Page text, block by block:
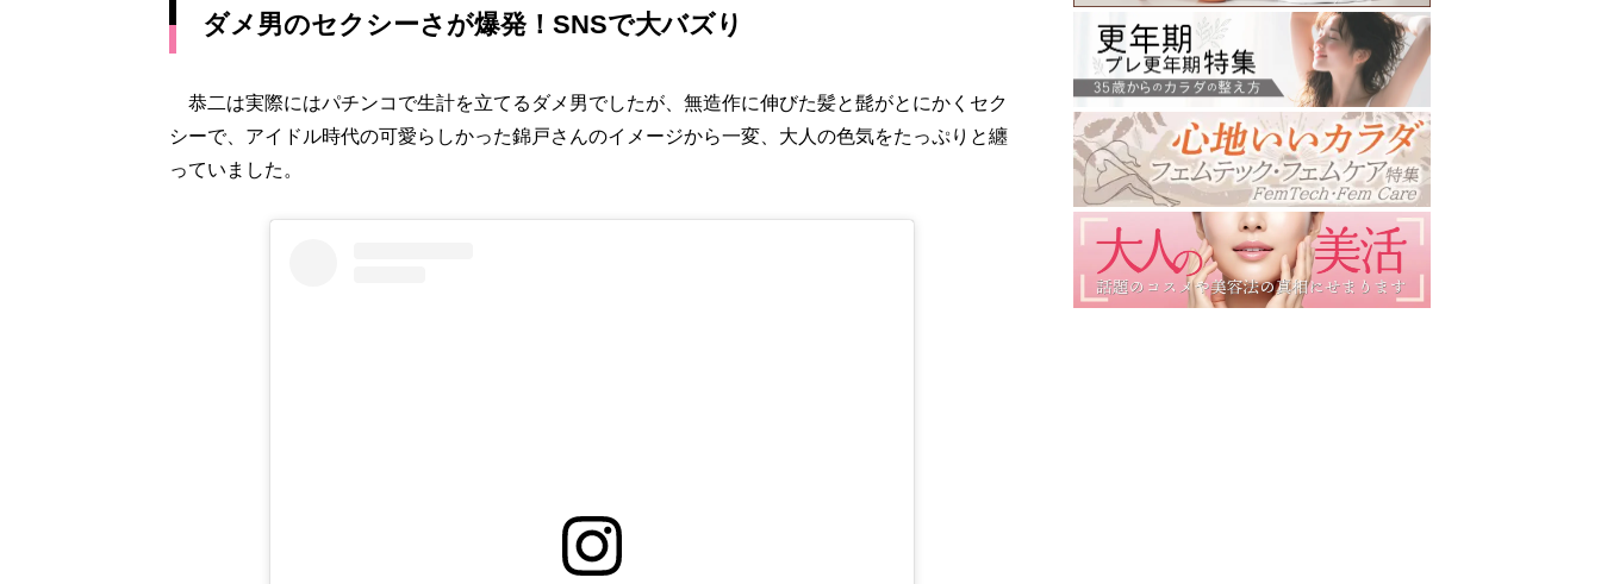
ダメ男のセクシーさが爆発！SNSで大バズり
恭二は実際にはパチンコで生計を立てるダメ男でしたが、無造作に伸びた髪と髭がとにかくセク
シーで、アイドル時代の可愛らしかった錦戸さんのイメージから一変、大人の色気をたっぷりと纏
っていました。